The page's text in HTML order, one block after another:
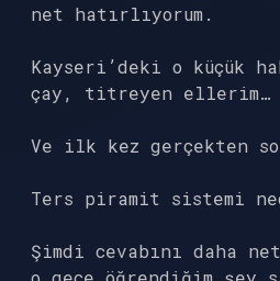
net hatırlıyorum.
Kayseri’deki o küçük
çay, titreyen ellerim…
Ve ilk kez gerçekten
Ters piramit sistemi
Şimdi cevabını daha